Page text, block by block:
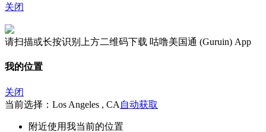
关闭
请扫描或长按识别上方二维码下载 咕噜美国通 (Guruin) App
我的位置
关闭
当前选择：Los Angeles , CA 自动获取
附近使用我当前的位置